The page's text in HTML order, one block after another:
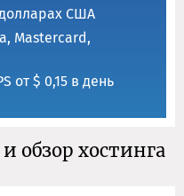
США
Mastercard,
от $ 0,15 в день
обзор хостинга